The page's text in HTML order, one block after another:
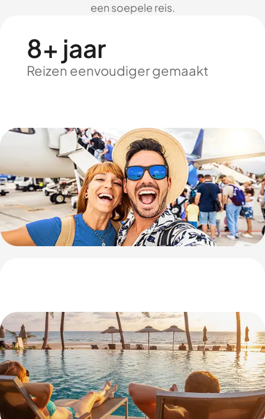
een soepele reis.
8+ jaar
Reizen eenvoudiger gemaakt